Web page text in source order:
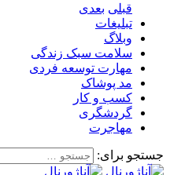
قبلی بعدی
تبلیغات
وبلاگ
سلامت سبک زندگی
مهارت توسعه فردی
مد پوشاک
کسب و کار
گردشگری
مهاجرت
جستجو برای: